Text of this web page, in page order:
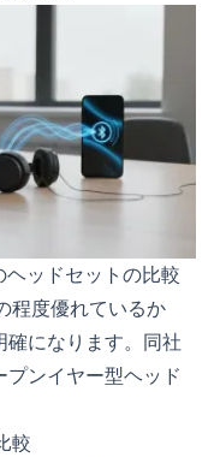
ッドセットの比較
度優れているか
確になります。同社
ンイヤー型ヘッド
較